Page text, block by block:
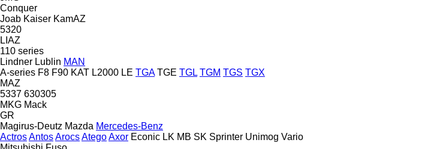
Conquer
Joab Kaiser KamAZ
5320
LIAZ
110 series
Lindner Lublin MAN
A-series F8 F90 KAT L2000 LE TGA TGE TGL TGM TGS TGX
MAZ
5337 630305
MKG Mack
GR
Magirus-Deutz Mazda Mercedes-Benz
ActrosAntosArocsAtegoAxor Econic LK MB SK Sprinter Unimog Vario